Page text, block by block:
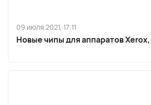
09 июля 2021, 17:11
Новые чипы для аппаратов